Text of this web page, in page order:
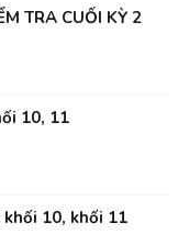
TRA CUỐI KỲ 2
10, 11
10, khối 11